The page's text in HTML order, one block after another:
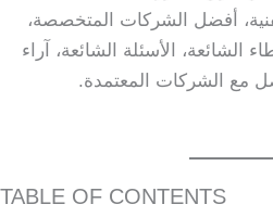
أفضل الشركات المتخصصة،
الشائعة، الأسئلة الشائعة، آراء
مع الشركات المعتمدة.
TABLE OF CONTENTS